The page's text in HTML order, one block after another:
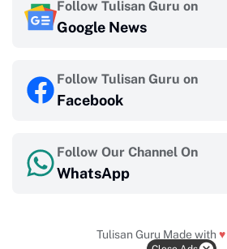
Follow Tulisan Guru on
Google News
Follow Tulisan Guru on
Facebook
Follow Our Channel On
WhatsApp
Tulisan Guru Made with ♥